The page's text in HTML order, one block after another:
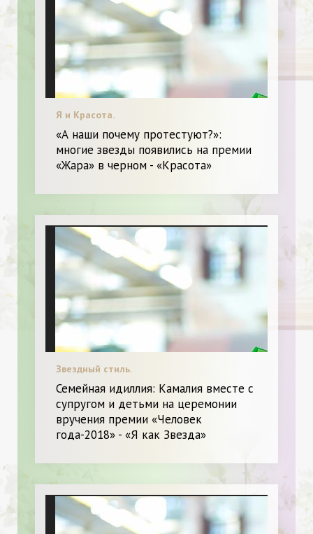
Я и Красота.
«А наши почему протестуют?»:
многие звезды появились на премии
«Жара» в черном - «Красота»
Звездный стиль.
Семейная идиллия: Камалия вместе с
супругом и детьми на церемонии
вручения премии «Человек
года-2018» - «Я как Звезда»